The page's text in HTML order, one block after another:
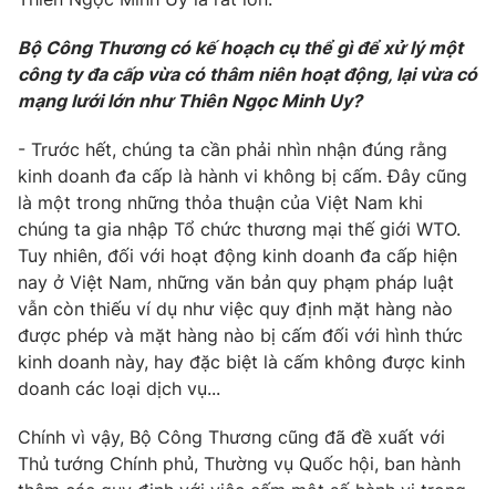
Ðiện thoại Thời báo VTV:024.66 897 897
Email:
toasoan@vtv.vn
Liên hệ quảng cáo:024-7300.7108
® Cấm sao chép dưới mọi hình thức nếu không có sự chấp
thuận bằng văn bản. Ghi rõ nguồn VTV.vn khi phát hành lại
Bộ Công Thương có kế hoạch cụ thể gì để xử lý một
công ty đa cấp vừa có thâm niên hoạt động, lại vừa có
mạng lưới lớn như Thiên Ngọc Minh Uy?
- Trước hết, chúng ta cần phải nhìn nhận đúng rằng
kinh doanh đa cấp là hành vi không bị cấm. Đây cũng
là một trong những thỏa thuận của Việt Nam khi
chúng ta gia nhập Tổ chức thương mại thế giới WTO.
Tuy nhiên, đối với hoạt động kinh doanh đa cấp hiện
nay ở Việt Nam, những văn bản quy phạm pháp luật
vẫn còn thiếu ví dụ như việc quy định mặt hàng nào
được phép và mặt hàng nào bị cấm đối với hình thức
kinh doanh này, hay đặc biệt là cấm không được kinh
doanh các loại dịch vụ...
Chính vì vậy, Bộ Công Thương cũng đã đề xuất với
Thủ tướng Chính phủ, Thường vụ Quốc hội, ban hành